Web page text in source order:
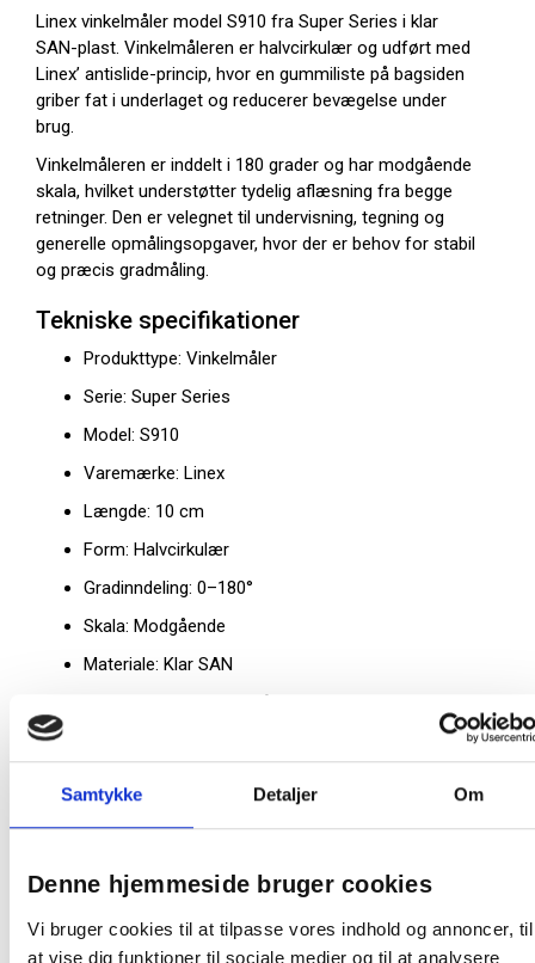
Samtykke Detaljer Om
Denne hjemmeside bruger cookies
Vi bruger cookies til at tilpasse vores indhold og annoncer, til
at vise dig funktioner til sociale medier og til at analysere
Linex vinkelmåler model S910 fra Super Series i klar
SAN-plast. Vinkelmåleren er halvcirkulær og udført med
Linex’ antislide-princip, hvor en gummiliste på bagsiden
griber fat i underlaget og reducerer bevægelse under
brug.
Vinkelmåleren er inddelt i 180 grader og har modgående
skala, hvilket understøtter tydelig aflæsning fra begge
retninger. Den er velegnet til undervisning, tegning og
generelle opmålingsopgaver, hvor der er behov for stabil
og præcis gradmåling.
Tekniske specifikationer
Produkttype: Vinkelmåler
Serie: Super Series
Model: S910
Varemærke: Linex
Længde: 10 cm
Form: Halvcirkulær
Gradinndeling: 0–180°
Skala: Modgående
Materiale: Klar SAN
Antislide: Gummiliste på bagsiden
Antislide-princip reducerer forskydning under brug
Halvcirkulær form med 180 graders inddeling
Egnet til undervisning og tegneopgaver